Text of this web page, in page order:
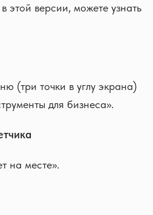
этой версии, можете узнать
(три точки в углу экрана)
для бизнеса».
на месте».